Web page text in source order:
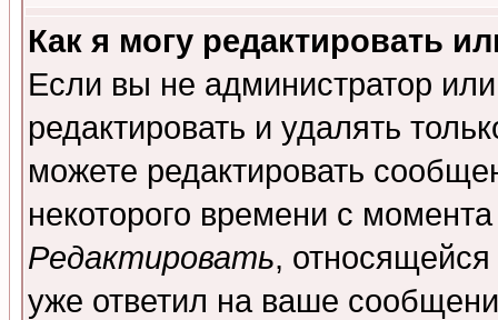
Как я могу редактировать
Если вы не администратор
редактировать и удалять
можете редактировать
некоторого времени с
Редактировать,
уже ответил на ваше